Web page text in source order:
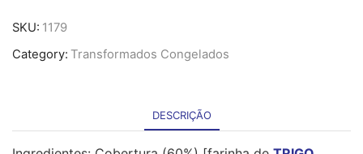
Calamares
Romana
SKU: 1179
Category: Transformados Congelados
DESCRIÇÃO